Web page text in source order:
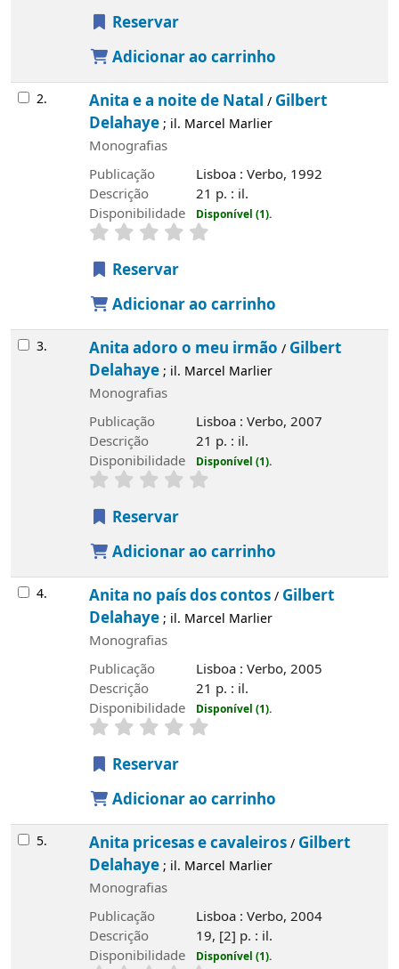
Reservar
Adicionar ao carrinho
2. Anita e a noite de Natal / Gilbert
Delahaye; il. Marcel Marlier
Monografias
Publicação
Lisboa : Verbo, 1992
Descrição
21 p. : il.
Disponibilidade
Disponível (1).
Reservar
Adicionar ao carrinho
3. Anita adoro o meu irmão / Gilbert
Delahaye; il. Marcel Marlier
Monografias
Publicação
Lisboa : Verbo, 2007
Descrição
21 p. : il.
Disponibilidade
Disponível (1).
Reservar
Adicionar ao carrinho
4. Anita no país dos contos/ Gilbert
Delahaye; il. Marcel Marlier
Monografias
Publicação
Lisboa : Verbo, 2005
Descrição
21 p. : il.
Disponibilidade
Disponível (1).
Reservar
Adicionar ao carrinho
5. Anita pricesas e cavaleiros/ Gilbert
Delahaye; il. Marcel Marlier
Monografias
Publicação
Lisboa : Verbo, 2004
Descrição
19, [2] p. : il.
Disponibilidade
Disponível (1).